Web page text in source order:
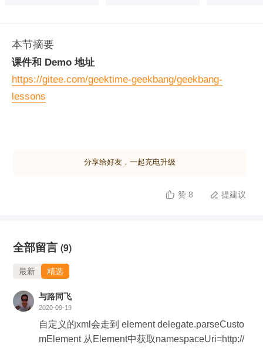
本节摘要
课件和 Demo 地址
https://gitee.com/geektime-geekbang/geekbang-
lessons
分享给好友，一起充电升级
 赞 8  提建议
全部留言 (9)
最新 精选
与路同飞
2020-09-19
自定义的xml会走到 element delegate.parseCusto
mElement 从Element中获取namespaceUri=http://